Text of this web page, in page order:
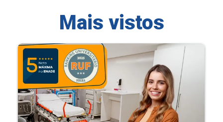
Mais vistos